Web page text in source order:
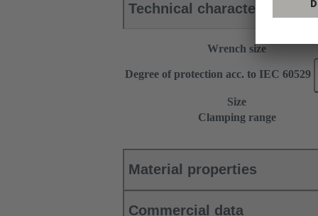
Technical characteristics
Wrench size
Degree of protection acc. to IEC 60529
Size
Clamping range
Material properties
Commercial data